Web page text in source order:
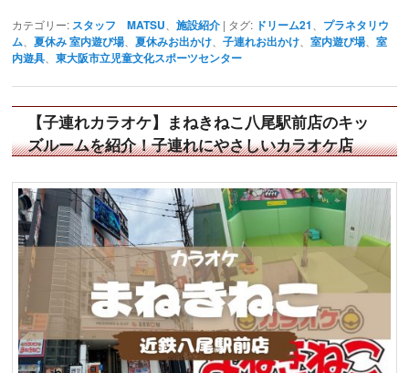
カテゴリー: スタッフ MATSU、施設紹介 | タグ: ドリーム21、 プラネタリウ
ム、夏休み 室内遊び場、夏休みお出かけ、子連れお出かけ、室内遊び場、室
内遊具、東大阪市立児童文化スポーツセンター
【子連れカラオケ】まねきねこ八尾駅前店のキッ
ズルームを紹介！子連れにやさしいカラオケ店